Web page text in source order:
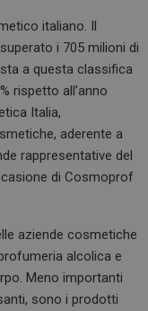
italiano. Il
i 705 milioni di
a questa classifica
rispetto all’anno
Italia,
aderente a
rappresentative del
di Cosmoprof
aziende cosmetiche
alcolica e
Meno importanti
sono i prodotti